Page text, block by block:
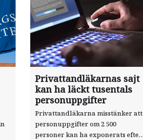
Privattandläkarnas sajt
kan ha läckt tusentals
personuppgifter
Privattandläkarna misstänker att
personuppgifter om 2 500
personer kan ha exponerats efter